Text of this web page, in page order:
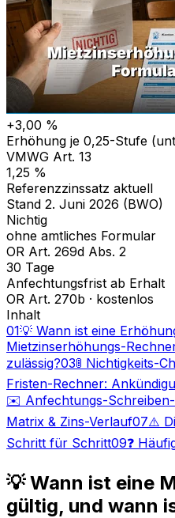
+3,00 %
Erhöhung je 0,25-Stufe
VMWG Art. 13
1,25 %
Referenzzinssatz aktuell
Stand 2. Juni 2026 (BWO)
Nichtig
ohne amtliches Formular
OR Art. 269d Abs. 2
30 Tage
Anfechtungsfrist ab Erhalt
OR Art. 270b · kostenlos
Inhalt
01💡 Wann ist eine
Mietzinserhöhungs-
zulässig?03🚦 Nichtigkeits-
Fristen-Rechner:
✉️ Anfechtungs-
Matrix & Zins-Verlauf07⚠️
Schritt für Schritt09❓
💡 Wann ist eine
gültig, und wann